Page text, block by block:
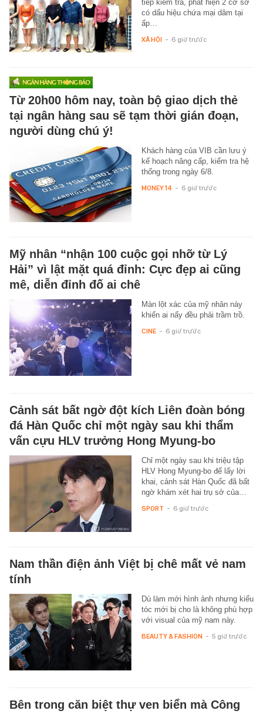
tiếp kiểm tra, phát hiện 2 cơ sở
có dấu hiệu chứa mại dâm tại
ấp…
XÃ HỘI - 6 giờ trước
Từ 20h00 hôm nay, toàn bộ giao dịch thẻ
tại ngân hàng sau sẽ tạm thời gián đoạn,
người dùng chú ý!
Khách hàng của VIB cần lưu ý
kế hoạch nâng cấp, kiểm tra hệ
thống trong ngày 6/8.
MONEY.14 - 6 giờ trước
Mỹ nhân “nhận 100 cuộc gọi nhỡ từ Lý
Hải” vì lật mặt quá đỉnh: Cực đẹp ai cũng
mê, diễn đỉnh đố ai chê
Màn lột xác của mỹ nhân này
khiến ai nấy đều phải trầm trồ.
CINE - 6 giờ trước
Cảnh sát bất ngờ đột kích Liên đoàn bóng
đá Hàn Quốc chỉ một ngày sau khi thẩm
vấn cựu HLV trưởng Hong Myung-bo
Chỉ một ngày sau khi triệu tập
HLV Hong Myung-bo để lấy lời
khai, cảnh sát Hàn Quốc đã bất
ngờ khám xét hai trụ sở của…
SPORT - 6 giờ trước
Nam thần điện ảnh Việt bị chê mất vẻ nam
tính
Dù làm mới hình ảnh nhưng kiểu
tóc mới bị cho là không phù hợp
với visual của mỹ nam này.
BEAUTY & FASHION - 5 giờ trước
Bên trong căn biệt thự ven biển mà Công